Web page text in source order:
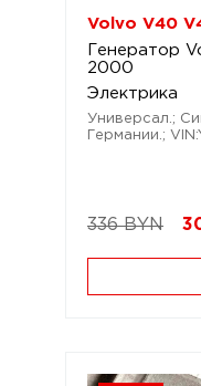
Volvo V40
Генератор
2000
Электрика
Универсал.;
Германии.;
336 BYN